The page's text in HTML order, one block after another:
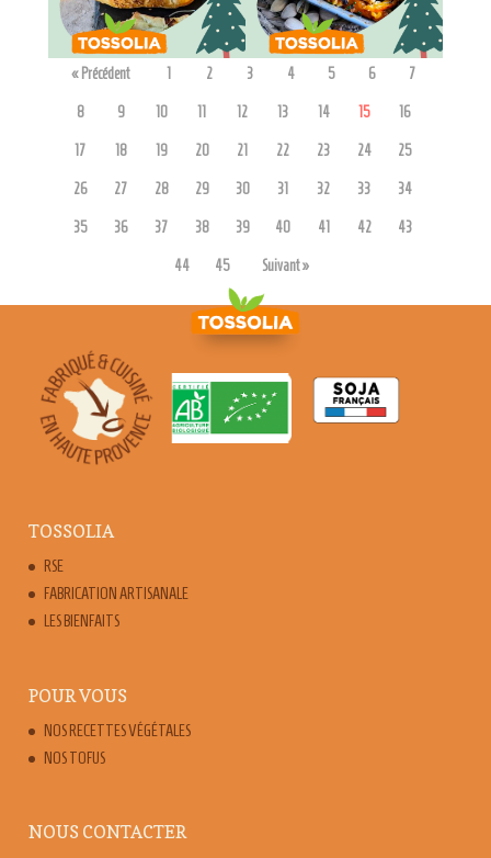
admin7980 admin7980
« Précédent 2 3 4 5 6 7
8 9 10 12 13 14 15 16
17 18 19 20 21 22 23 24 25
26 27 28 29 30 31 32 33 34
35 36 37 38 39 40 41 42 43
44 45 Suivant »
TOSSOLIA
RSE
FABRICATION ARTISANALE
LES BIENFAITS
POUR VOUS
NOS RECETTES VÉGÉTALES
NOS TOFUS
NOUS CONTACTER